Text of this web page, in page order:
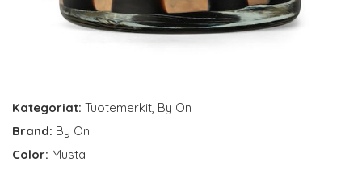
Kategoriat: Tuotemerkit, By On
Brand: By On
Color: Musta